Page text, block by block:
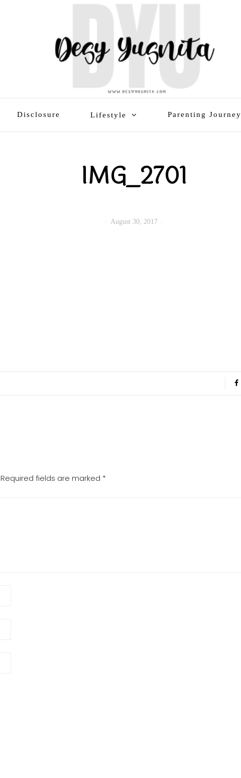
Disclosure Lifestyle Parenting Journey
IMG_2701
August 30, 2017
Required fields are marked *